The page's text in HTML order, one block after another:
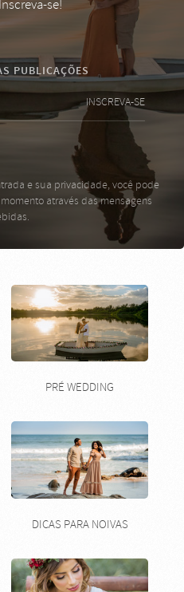
se!
PUBLICAÇÕES
INSCREVA-SE
e sua privacidade, você pode
através das mensagens
PRÉ WEDDING
DICAS PARA NOIVAS